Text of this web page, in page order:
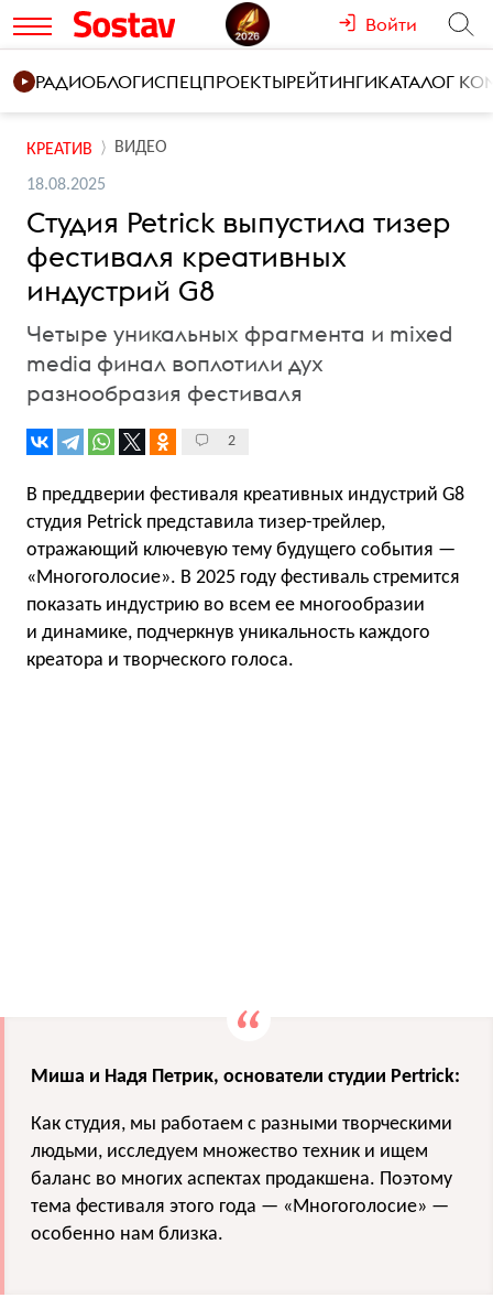
Войти
РАДИОБЛОГИСПЕЦПРОЕКТЫРЕЙТИНГИКАТАЛОГ
КРЕАТИВ ВИДЕО
18.08.2025
Студия Petrick выпустила тизер
фестиваля креативных
индустрий G8
Четыре уникальных фрагмента и mixed
media финал воплотили дух
разнообразия фестиваля
2
В преддверии фестиваля креативных индустрий G8
студия Petrick представила тизер-трейлер,
отражающий ключевую тему будущего события —
«Многоголосие». В 2025 году фестиваль стремится
показать индустрию во всем ее многообразии
и динамике, подчеркнув уникальность каждого
креатора и творческого голоса.
Миша и Надя Петрик, основатели студии Pertrick:
Как студия, мы работаем с разными творческими
людьми, исследуем множество техник и ищем
баланс во многих аспектах продакшена. Поэтому
тема фестиваля этого года — «Многоголосие» —
особенно нам близка.